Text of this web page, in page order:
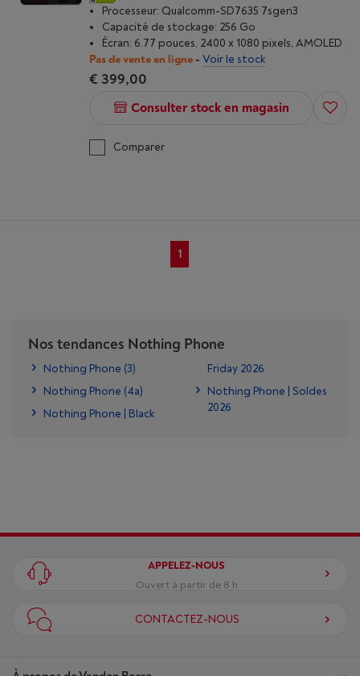
Processeur: Qualcomm-SD7635 7sgen3
Capacité de stockage: 256 Go
Écran: 6.77 pouces, 2400 x 1080 pixels, AMOLED
Pas de vente en ligne- Voir le stock
€ 399,00
Consulter stock en magasin
Comparer
1
Nos tendances Nothing Phone
Nothing Phone (3)
Nothing Phone (4a)
Nothing Phone | Black
Friday 2026
Nothing Phone | Soldes
2026
APPELEZ-NOUS
Ouvert à partir de 8 h
CONTACTEZ-NOUS